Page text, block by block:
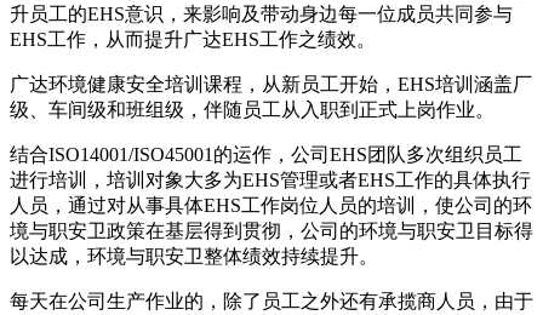
升员工的EHS意识，来影响及带动身边每一位成员共同参与
EHS工作，从而提升广达EHS工作之绩效。
广达环境健康安全培训课程，从新员工开始，EHS培训涵盖厂
级、车间级和班组级，伴随员工从入职到正式上岗作业。
结合ISO14001/ISO45001的运作，公司EHS团队多次组织员工
进行培训，培训对象大多为EHS管理或者EHS工作的具体执行
人员，通过对从事具体EHS工作岗位人员的培训，使公司的环
境与职安卫政策在基层得到贯彻，公司的环境与职安卫目标得
以达成，环境与职安卫整体绩效持续提升。
每天在公司生产作业的，除了员工之外还有承揽商人员，由于